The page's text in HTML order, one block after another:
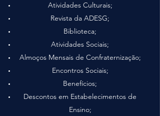
Atividades Culturais;
Revista da ADESG;
Biblioteca;
Atividades Sociais;
Almoços Mensais de Confraternização;
Encontros Sociais;
Benefícios;
Descontos em Estabelecimentos de
Ensino;